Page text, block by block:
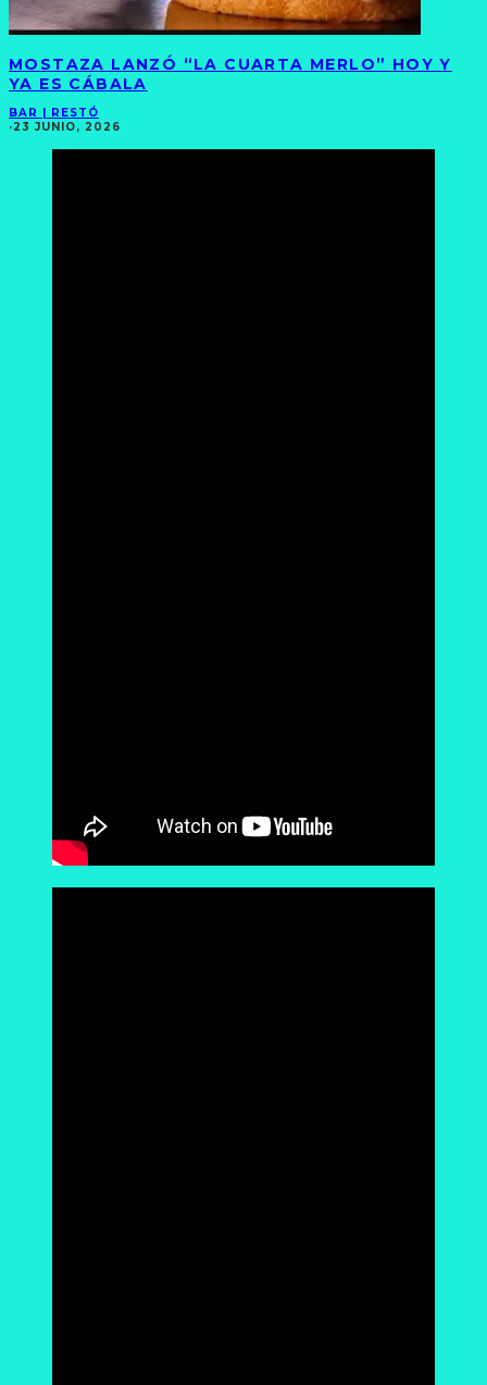
MOSTAZA LANZÓ “LA CUARTA MERLO” HOY Y
YA ES CÁBALA
BAR | RESTÓ
·23 JUNIO, 2026